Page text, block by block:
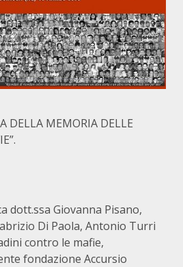
DELLA MEMORIA DELLE
dott.ssa Giovanna Pisano,
Di Paola, Antonio Turri
contro le mafie,
fondazione Accursio